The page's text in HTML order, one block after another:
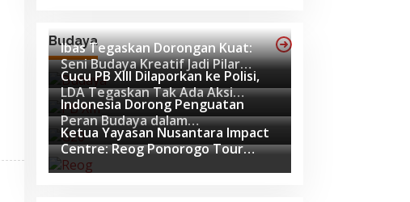
Budaya
Ibas Tegaskan Dorongan Kuat:
Seni Budaya Kreatif Jadi Pilar
Utama Identitas dan Ekonomi
Nasional
Cucu PB XIII Dilaporkan ke Polisi,
LDA Tegaskan Tak Ada Aksi
Pemukulan
Indonesia Dorong Penguatan
Peran Budaya dalam
Pembangunan Global di Forum G20
Afrika Selatan
Ketua Yayasan Nusantara Impact
Centre: Reog Ponorogo Tour
Europe adalah Langkah Strategis